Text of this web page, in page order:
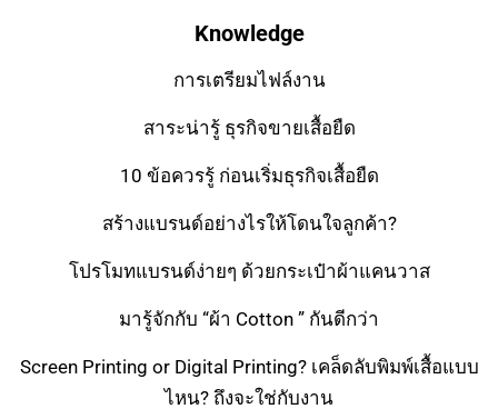
Knowledge
การเตรียมไฟล์งาน
สาระน่ารู้ ธุรกิจขายเสื้อยืด
10 ข้อควรรู้ ก่อนเริ่มธุรกิจเสื้อยืด
สร้างแบรนด์อย่างไรให้โดนใจลูกค้า?
โปรโมทแบรนด์ง่ายๆ ด้วยกระเป๋าผ้าแคนวาส
มารู้จักกับ “ผ้า Cotton ” กันดีกว่า
Screen Printing or Digital Printing? เคล็ดลับพิมพ์เสื้อแบบ
ไหน? ถึงจะใช่กับงาน